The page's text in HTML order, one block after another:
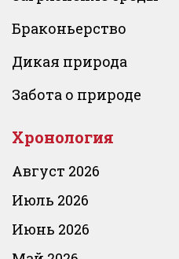
Браконьерство
Дикая природа
Забота о природе
Хронология
Август 2026
Июль 2026
Июнь 2026